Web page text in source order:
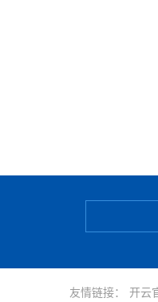
友情链接： 开云